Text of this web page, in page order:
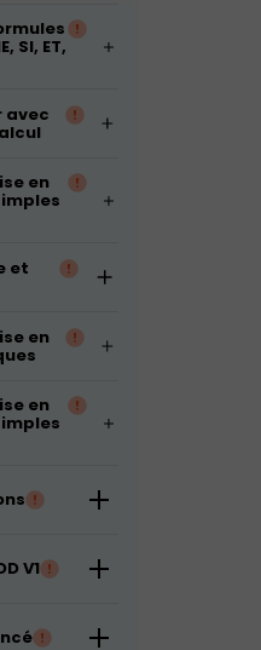
SI, ET,
avec
en
et
en
en
V1